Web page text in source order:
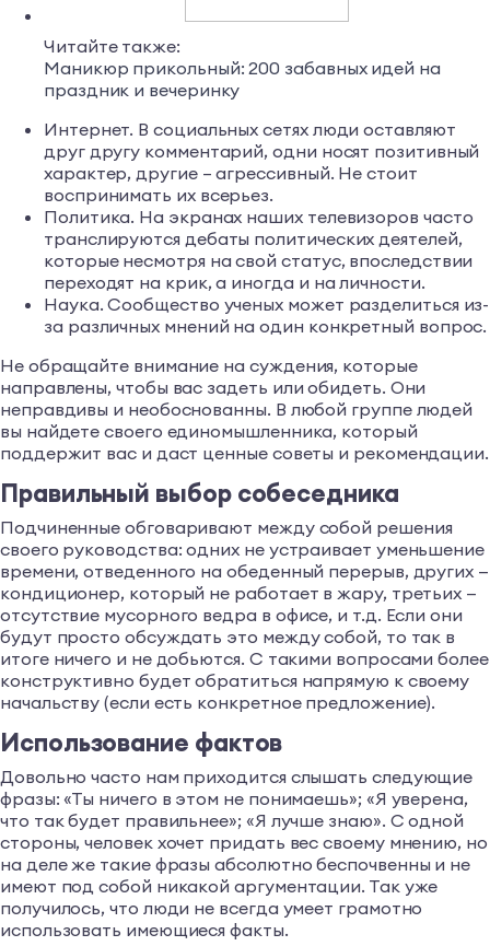
Читайте также:
Маникюр прикольный: 200 забавных идей на
праздник и вечеринку
Интернет. В социальных сетях люди оставляют
друг другу комментарий, одни носят позитивный
характер, другие – агрессивный. Не стоит
воспринимать их всерьез.
Политика. На экранах наших телевизоров часто
транслируются дебаты политических деятелей,
которые несмотря на свой статус, впоследствии
переходят на крик, а иногда и на личности.
Наука. Сообщество ученых может разделиться из-
за различных мнений на один конкретный вопрос.
Не обращайте внимание на суждения, которые
направлены, чтобы вас задеть или обидеть. Они
неправдивы и необоснованны. В любой группе людей
вы найдете своего единомышленника, который
поддержит вас и даст ценные советы и рекомендации.
Правильный выбор собеседника
Подчиненные обговаривают между собой решения
своего руководства: одних не устраивает уменьшение
времени, отведенного на обеденный перерыв, других —
кондиционер, который не работает в жару, третьих —
отсутствие мусорного ведра в офисе, и т.д. Если они
будут просто обсуждать это между собой, то так в
итоге ничего и не добьются. С такими вопросами более
конструктивно будет обратиться напрямую к своему
начальству (если есть конкретное предложение).
Использование фактов
Довольно часто нам приходится слышать следующие
фразы: «Ты ничего в этом не понимаешь»; «Я уверена,
что так будет правильнее»; «Я лучше знаю». С одной
стороны, человек хочет придать вес своему мнению, но
на деле же такие фразы абсолютно беспочвенны и не
имеют под собой никакой аргументации. Так уже
получилось, что люди не всегда умеет грамотно
использовать имеющиеся факты.